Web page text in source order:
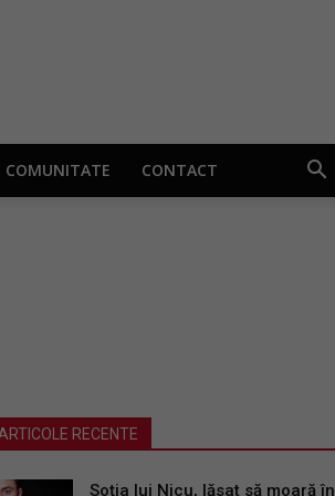
COMUNITATE CONTACT
RECENTE
Soția lui Nicu, lăsat să moară în